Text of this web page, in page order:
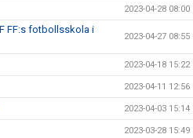
2023-04-28 08:00
FF:s fotbollsskola i
2023-04-27 08:55
2023-04-18 15:22
2023-04-11 12:56
2023-04-03 15:14
2023-03-28 15:49